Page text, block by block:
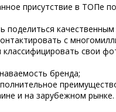
присутствие в ТОПе
поделиться
с
классифицировать свои
бренда;
и на зарубежном рынке.